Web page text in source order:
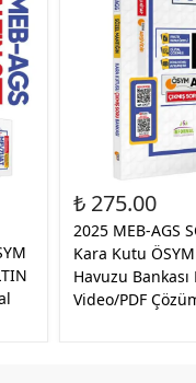
₺ 275.00
2025 MEB-AGS
Kara Kutu ÖSYM
Havuzu
Video/PDF